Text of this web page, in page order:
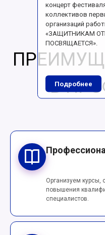
концерт
коллективов
организаций
«ЗАЩИТНИКАМ
ПОСВЯЩАЕТСЯ».
Подробнее
В
Организуем
повышения
специалистов.